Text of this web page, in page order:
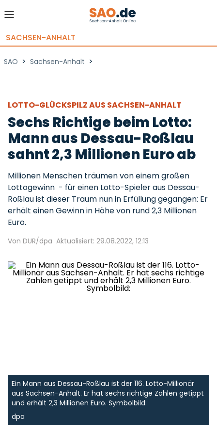
SACHSEN-ANHALT
SAO > Sachsen-Anhalt >
LOTTO-GLÜCKSPILZ AUS SACHSEN-ANHALT
Sechs Richtige beim Lotto:
Mann aus Dessau-Roßlau
sahnt 2,3 Millionen Euro ab
Millionen Menschen träumen von einem großen
Lottogewinn - für einen Lotto-Spieler aus Dessau-
Roßlau ist dieser Traum nun in Erfüllung gegangen: Er
erhält einen Gewinn in Höhe von rund 2,3 Millionen
Euro.
Von DUR/dpa Aktualisiert: 29.08.2022, 12:13
Ein Mann aus Dessau-Roßlau ist der 116. Lotto-Millionär
aus Sachsen-Anhalt. Er hat sechs richtige Zahlen getippt
und erhält 2,3 Millionen Euro. Symbolbild:
dpa